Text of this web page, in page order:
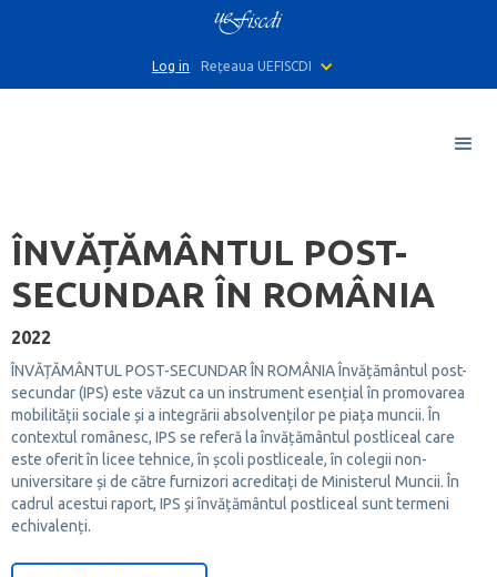
Log in Rețeaua UEFISCDI
ÎNVĂȚĂMÂNTUL POST-
SECUNDAR ÎN ROMÂNIA
2022
ÎNVĂȚĂMÂNTUL POST-SECUNDAR ÎN ROMÂNIA Învățământul post-
secundar (IPS) este văzut ca un instrument esențial în promovarea
mobilității sociale și a integrării absolvenților pe piața muncii. În
contextul românesc, IPS se referă la învățământul postliceal care
este oferit în licee tehnice, în școli postliceale, în colegii non-
universitare și de către furnizori acreditați de Ministerul Muncii. În
cadrul acestui raport, IPS și învățământul postliceal sunt termeni
echivalenți.